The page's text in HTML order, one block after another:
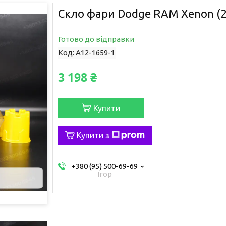
Скло фари Dodge RAM Xenon
Готово до відправки
Код: A12-1659-1
3 198 ₴
Купити
Купити з
+380 (95) 500-69-69
Ігор